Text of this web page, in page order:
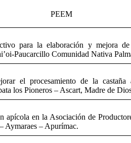
PEEM
para la elaboración y mejora
Paucarcillo Comunidad Nativa
el procesamiento de la
los Pioneros – Ascart, Madre de
apícola en la Asociación de
Aymaraes – Apurímac.